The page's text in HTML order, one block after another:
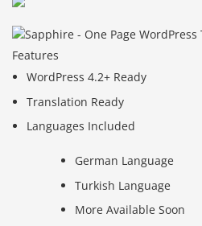
Features
WordPress 4.2+ Ready
Translation Ready
Languages Included
German Language
Turkish Language
More Available Soon